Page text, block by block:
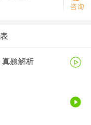
题解析